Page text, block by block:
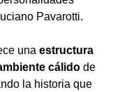
Pavarotti.
una estructura
cálido de
la historia que